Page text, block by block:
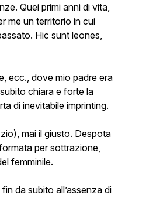
Quei primi anni di vita,
me un territorio in cui
Hic sunt leones,
ecc., dove mio padre era
chiara e forte la
di inevitabile imprinting.
mai il giusto. Despota
per sottrazione,
femminile.
da subito all’assenza di